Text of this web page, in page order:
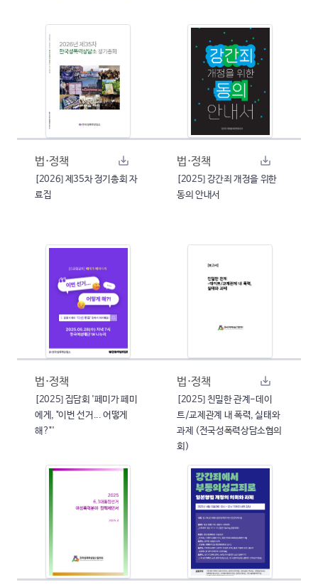
법·정책
[2026] 제35차 정기총회 자
료집
법·정책
[2025] 강간죄 개정을 위한
동의 안내서
법·정책
[2025] 집담회 '페미가 페미
에게, "이번 선거... 어떻게
해?"'
법·정책
[2025] 친밀한 관계-데이
트/교제관계 내 폭력, 실태와
과제 (전국성폭력상담소협의
회)